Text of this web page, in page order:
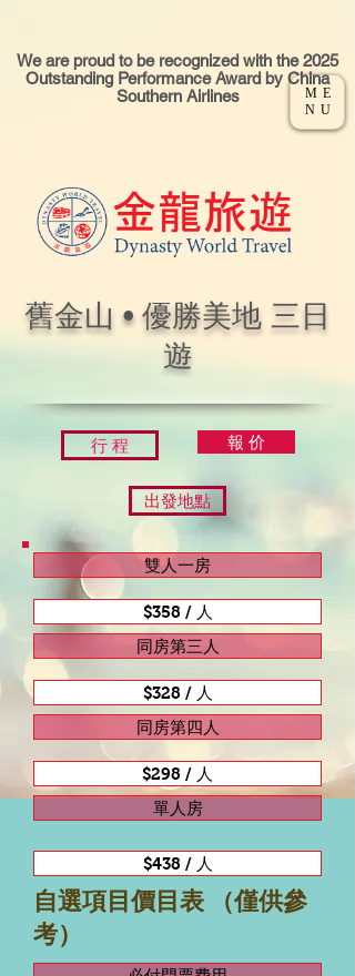
We are proud to be recognized with the 2025
Outstanding Performance Award by China
Southern Airlines
ME
NU
舊金山• 優勝美地 三日
遊
行 程 報 价
出發地點
雙人一房
$358 / 人
同房第三人
$328 / 人
同房第四人
$298 / 人
單人房
$438 / 人
自選項目價目表 （僅供參
考）